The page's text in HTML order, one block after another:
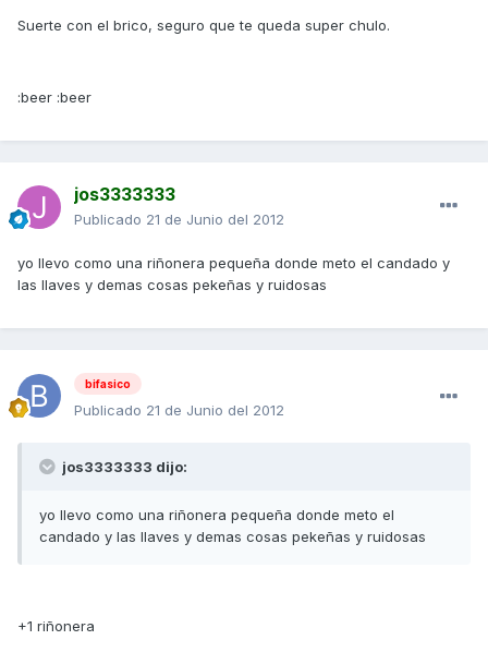
Suerte con el brico, seguro que te queda super chulo.
:beer :beer
jos3333333
Publicado 21 de Junio del 2012
yo llevo como una riñonera pequeña donde meto el candado y
las llaves y demas cosas pekeñas y ruidosas
bifasico
Publicado 21 de Junio del 2012
jos3333333 dijo:
yo llevo como una riñonera pequeña donde meto el
candado y las llaves y demas cosas pekeñas y ruidosas
+1 riñonera